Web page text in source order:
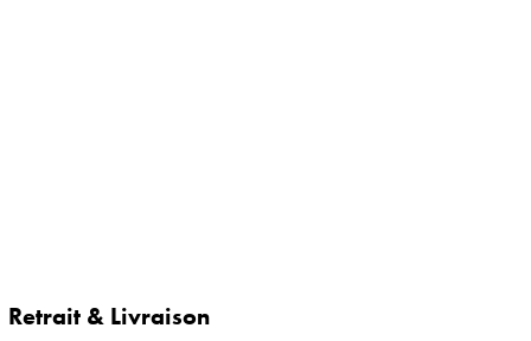
Retrait & Livraison